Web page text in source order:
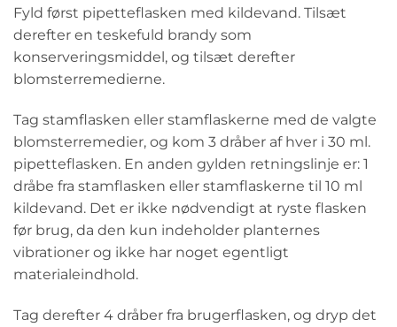
Fyld først pipetteflasken med kildevand. Tilsæt
derefter en teskefuld brandy som
konserveringsmiddel, og tilsæt derefter
blomsterremedierne.
Tag stamflasken eller stamflaskerne med de valgte
blomsterremedier, og kom 3 dråber af hver i 30 ml.
pipetteflasken. En anden gylden retningslinje er: 1
dråbe fra stamflasken eller stamflaskerne til 10 ml
kildevand. Det er ikke nødvendigt at ryste flasken
før brug, da den kun indeholder planternes
vibrationer og ikke har noget egentligt
materialeindhold.
Tag derefter 4 dråber fra brugerflasken, og dryp det